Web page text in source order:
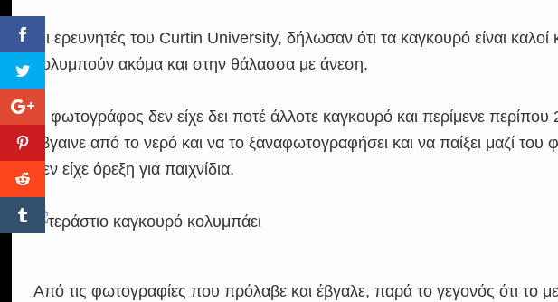
Οι ερευνητές του Curtin University, δήλωσαν ότι τα καγκουρό είναι καλοί
κολυμπούν ακόμα και στην θάλασσα με άνεση.
Ο φωτογράφος δεν είχε δει ποτέ άλλοτε καγκουρό και περίμενε
έβγαινε από το νερό και να το ξαναφωτογραφήσει και να παίξει μαζί
δεν είχε όρεξη για παιχνίδια.
Από τις φωτογραφίες που πρόλαβε και έβγαλε, παρά το γεγονός ότι το